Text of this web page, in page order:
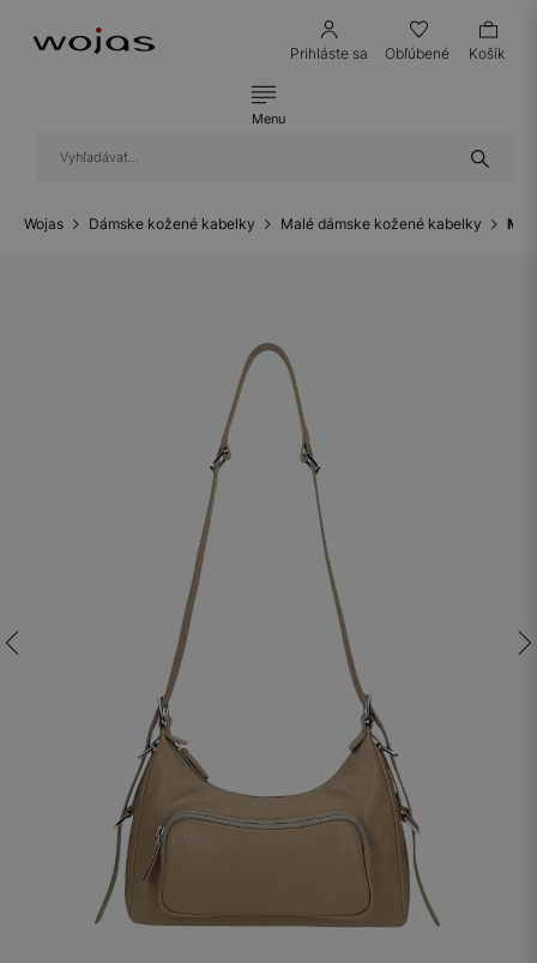
Prihláste sa Obľúbené Košík
Menu
Wojas Dámske kožené kabelky Malé dámske kožené kabelky